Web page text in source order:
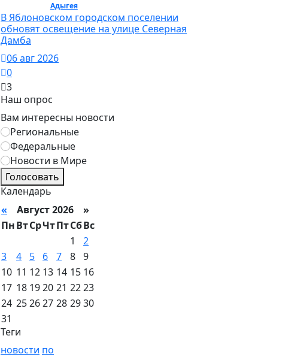
Адыгея/ Общество
В Яблоновском городском поселении
обновят освещение на улице Северная
Дамба
06 авг 2026
0
3
Наш опрос
Вам интересны новости
Региональные
Федеральные
Новости в Мире
Голосовать
Календарь
« Август 2026 »
ПнВтСрЧтПтСбВс
1
2
3
4 5 6 7 8 9
10 11 12 13 14 15 16
17 18 1920 21 2223
24 252627 28 2930
31
Теги
новости по